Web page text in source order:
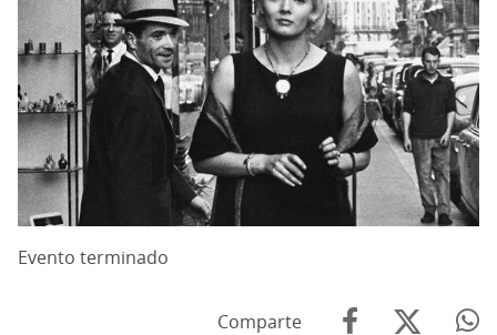
Evento terminado
Comparte